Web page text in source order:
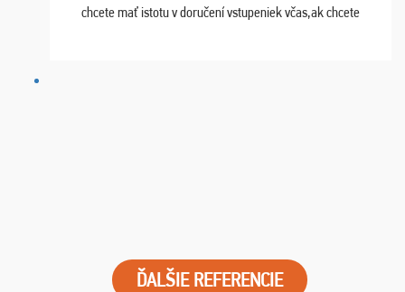
chcete mať istotu v doručení vstupeniek včas,ak chcete
ĎALŠIE REFERENCIE